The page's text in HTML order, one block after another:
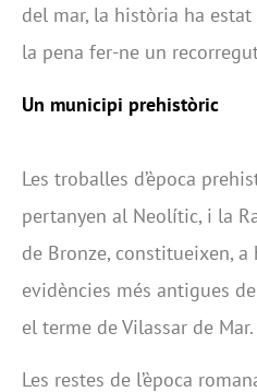
del mar, la història ha
la pena fer-ne un
Un municipi prehistòric
Les troballes d’època
pertanyen al Neolític, i la
de Bronze, constitueixen, a
evidències més antigues
el terme de Vilassar de Mar.
Les restes de l’època